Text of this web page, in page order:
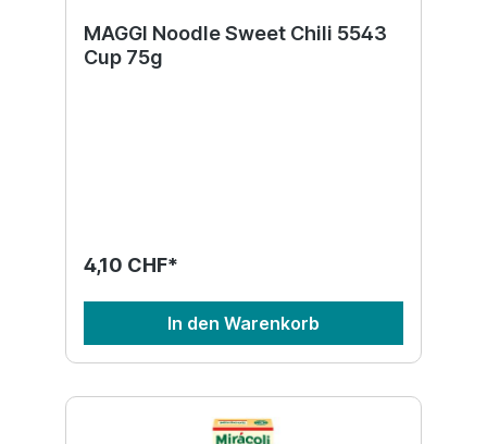
MAGGI Noodle Sweet Chili 5543
Cup 75g
4,10 CHF*
In den Warenkorb